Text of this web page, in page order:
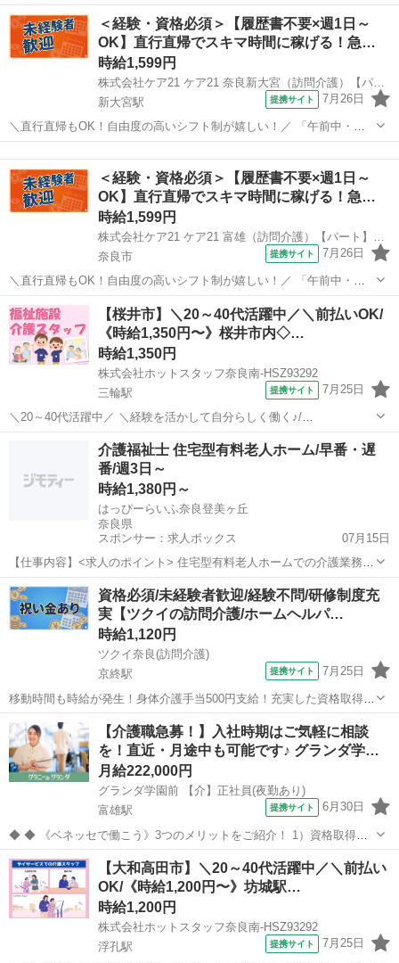
援制度＆受験・研修費の実費負担あり！(規定あり) 2）着実にキャリア
を磨けるでステップアップフィールドが充実！ 3）他社講座も受講
OK！ 《入社後サポ...
奈良 奈良市 富雄駅 介護
＜経験・資格必須＞【履歴書不要×週1日～
OK】直行直帰でスキマ時間に稼げる！急…
時給1,599円
株式会社ケア21 ケア21 奈良新大宮（訪問介護）【パート】登録ヘルパー_36615
新大宮駅
提携サイト 7月26日
＼直行直帰もOK！自由度の高いシフト制が嬉しい！／ 「午前中・午
後だけ」「フルタイム週3日」「1日30分」 「1日3時間の週5日」など
少しでも空いた時間を活用し、 資格を活かして働きたい方にピッタリ
のお仕事です また、...
＜経験・資格必須＞【履歴書不要×週1日～
OK】直行直帰でスキマ時間に稼げる！急…
時給1,599円
奈良市
提携サイト 7月26日
＼直行直帰もOK！自由度の高いシフト制が嬉しい！／ 「午前中・午
後だけ」「フルタイム週3日」「1日30分」 「1日3時間の週5日」など
少しでも空いた時間を活用し、 資格を活かして働きたい方にピッタリ
のお仕事です また、...
奈良 奈良市 介護
【桜井市】＼20～40代活躍中／＼前払いOK/
《時給1,350円〜》桜井市内◇…
時給1,350円
株式会社ホットスタッフ奈良南-HSZ93292
三輪駅
提携サイト 7月25日
＼20～40代活躍中／ ＼経験を活かして自分らしく働く♪/
================ 《 作業内容のご紹介 》 ================
老人ホームなどの施設で、 利用者様の毎日を支える介護のお仕事で
三輪駅 介護
介護福祉士 住宅型有料老人ホーム/早番・遅
番/週3日～
時給1,380円～
はっぴーらいふ奈良登美ヶ丘
奈良県
スポンサー：求人ボックス
07月15日
【仕事内容】<求人のポイント> 住宅型有料老人ホームでの介護業務
早番・遅番 車通勤可 正社員登用制度有 土日祝入れる方大歓迎 応募資
格:介護福祉士 奈良市にございます「はっぴーらいふ奈良登美ヶ丘」に
て介護業務に従事して頂きます。...
アルバイト・パート
資格必須/未経験者歓迎/経験不問/研修制度充
実【ツクイの訪問介護/ホームヘルパ…
時給1,120円
ツクイ奈良(訪問介護)
京終駅
提携サイト 7月25日
移動時間も時給が発生！身体介護手当500円支給！充実した資格取得支
援・福利厚生・ワークライフバランス◎ ★☆ 働きやすいメリット多数
★☆ ＼＼サービス・職種の魅力／／ 自分のライフスタイルに合わせ
て、都合の良い時間に働...
奈良 奈良市 京終駅 介護
【介護職急募！】入社時期はご気軽に相談
を！直近・月途中も可能です♪ グランダ学…
月給222,000円
グランダ学園前 【介】正社員(夜勤あり)
富雄駅
提携サイト 6月30日
◆ ◆ 《ベネッセで働こう》3つのメリットをご紹介！ 1）資格取得支
援制度＆受験・研修費の実費負担あり！(規定あり) 2）着実にキャリア
を磨けるでステップアップフィールドが充実！ 3）他社講座も受講
OK！ 《入社後サポ...
奈良 奈良市 富雄駅 介護
【大和高田市】＼20～40代活躍中／＼前払い
OK/《時給1,200円〜》坊城駅…
時給1,200円
株式会社ホットスタッフ奈良南-HSZ93292
浮孔駅
提携サイト 7月25日